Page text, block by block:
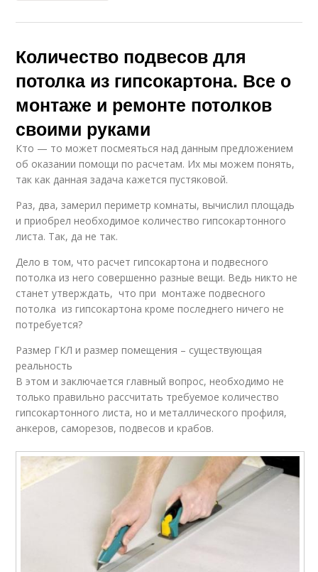
Количество подвесов для
потолка из гипсокартона. Все о
монтаже и ремонте потолков
своими руками
Кто — то может посмеяться над данным предложением
об оказании помощи по расчетам. Их мы можем понять,
так как данная задача кажется пустяковой.
Раз, два, замерил периметр комнаты, вычислил площадь
и приобрел необходимое количество гипсокартонного
листа. Так, да не так.
Дело в том, что расчет гипсокартона и подвесного
потолка из него совершенно разные вещи. Ведь никто не
станет утверждать, что при монтаже подвесного
потолка из гипсокартона кроме последнего ничего не
потребуется?
Размер ГКЛ и размер помещения – существующая
реальность
В этом и заключается главный вопрос, необходимо не
только правильно рассчитать требуемое количество
гипсокартонного листа, но и металлического профиля,
анкеров, саморезов, подвесов и крабов.